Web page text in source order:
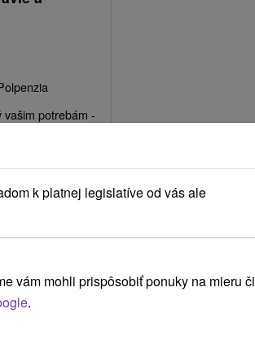
potrebám -
k platnej legislatíve od vás ale
vám mohli prispôsobiť ponuky na mieru či
.